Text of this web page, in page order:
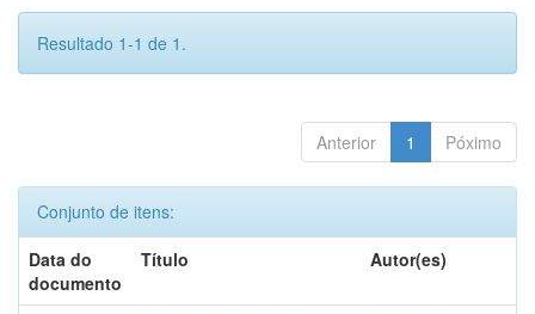
Resultado 1-1 de 1.
Anterior 1 Póximo
Conjunto de itens:
Data do
documento
Título Autor(es)